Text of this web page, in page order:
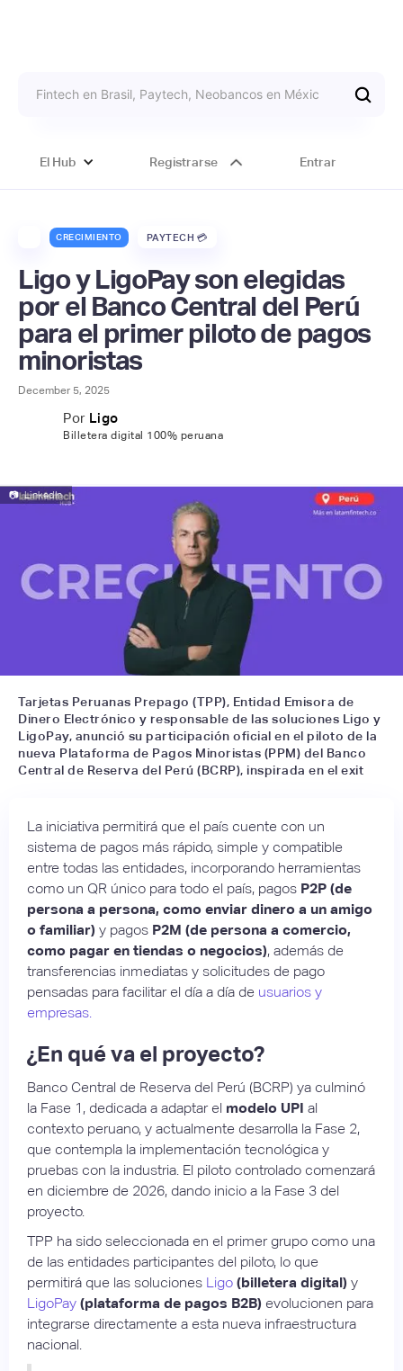
El Hub Registrarse Entrar
CRECIMIENTO PAYTECH 💳
Ligo y LigoPay son elegidas
por el Banco Central del Perú
para el primer piloto de pagos
minoristas
December 5, 2025
Por Ligo
Billetera digital 100% peruana
📷 LinkedIn
Tarjetas Peruanas Prepago (TPP), Entidad Emisora de
Dinero Electrónico y responsable de las soluciones Ligo y
LigoPay, anunció su participación oficial en el piloto de la
nueva Plataforma de Pagos Minoristas (PPM) del Banco
Central de Reserva del Perú (BCRP), inspirada en el exit
La iniciativa permitirá que el país cuente con un
sistema de pagos más rápido, simple y compatible
entre todas las entidades, incorporando herramientas
como un QR único para todo el país, pagos P2P (de
persona a persona, como enviar dinero a un amigo
o familiar) y pagos P2M (de persona a comercio,
como pagar en tiendas o negocios), además de
transferencias inmediatas y solicitudes de pago
pensadas para facilitar el día a día de usuarios y
empresas.
¿En qué va el proyecto?
Banco Central de Reserva del Perú (BCRP) ya culminó
la Fase 1, dedicada a adaptar el modelo UPI al
contexto peruano, y actualmente desarrolla la Fase 2,
que contempla la implementación tecnológica y
pruebas con la industria. El piloto controlado comenzará
en diciembre de 2026, dando inicio a la Fase 3 del
proyecto.
TPP ha sido seleccionada en el primer grupo como una
de las entidades participantes del piloto, lo que
permitirá que las soluciones Ligo (billetera digital) y
LigoPay (plataforma de pagos B2B) evolucionen para
integrarse directamente a esta nueva infraestructura
nacional.